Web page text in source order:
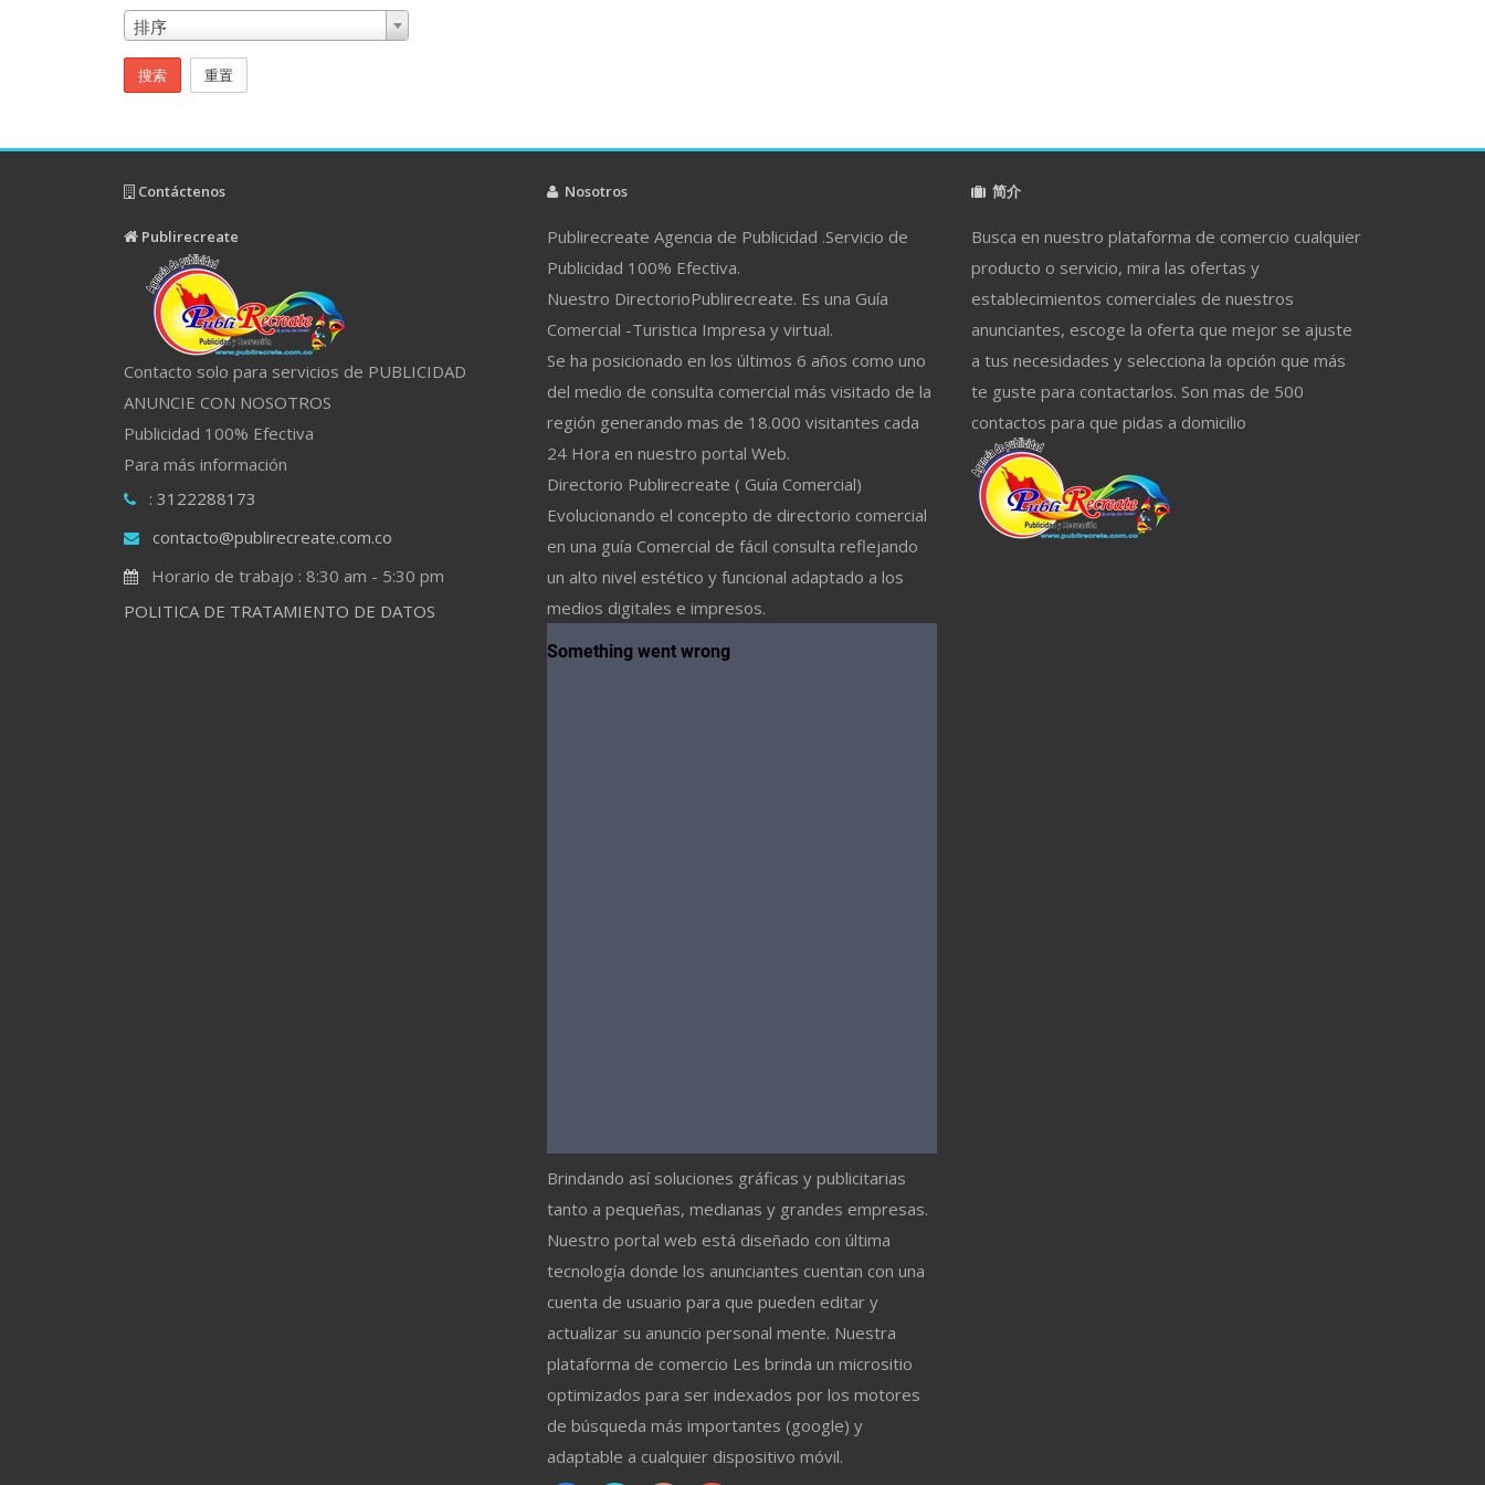
排序
搜索 重置
Contáctenos
Publirecreate
Contacto solo para servicios de PUBLICIDAD
ANUNCIE CON NOSOTROS
Publicidad 100% Efectiva
Para más información
: 3122288173
contacto@publirecreate.com.co
Horario de trabajo : 8:30 am - 5:30 pm
POLITICA DE TRATAMIENTO DE DATOS
Nosotros
Publirecreate Agencia de Publicidad .Servicio de
Publicidad 100% Efectiva.
Nuestro DirectorioPublirecreate. Es una Guía
Comercial -Turistica Impresa y virtual.
Se ha posicionado en los últimos 6 años como uno
del medio de consulta comercial más visitado de la
región generando mas de 18.000 visitantes cada
24 Hora en nuestro portal Web.
Directorio Publirecreate ( Guía Comercial)
Evolucionando el concepto de directorio comercial
en una guía Comercial de fácil consulta reflejando
un alto nivel estético y funcional adaptado a los
medios digitales e impresos.
Brindando así soluciones gráficas y publicitarias
tanto a pequeñas, medianas y grandes empresas.
Nuestro portal web está diseñado con última
tecnología donde los anunciantes cuentan con una
cuenta de usuario para que pueden editar y
actualizar su anuncio personal mente. Nuestra
plataforma de comercio Les brinda un micrositio
optimizados para ser indexados por los motores
de búsqueda más importantes (google) y
adaptable a cualquier dispositivo móvil.
简介
Busca en nuestro plataforma de comercio cualquier
producto o servicio, mira las ofertas y
establecimientos comerciales de nuestros
anunciantes, escoge la oferta que mejor se ajuste
a tus necesidades y selecciona la opción que más
te guste para contactarlos. Son mas de 500
contactos para que pidas a domicilio